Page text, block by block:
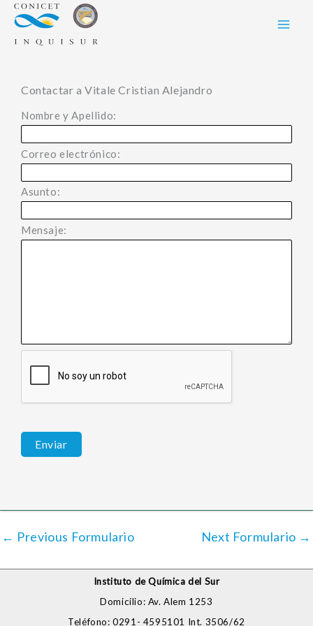
Skip
content
Contactar a Vitale Cristian Alejandro
Nombre y Apellido:
Correo electrónico:
Asunto:
Mensaje:
← Previous Formulario Next Formulario →
Instituto de Química del Sur
Domicilio: Av. Alem 1253
Teléfono: 0291- 4595101 Int. 3506/62